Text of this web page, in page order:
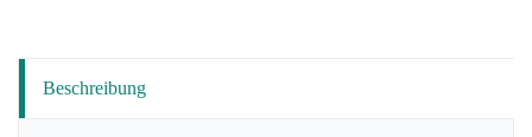
Beschreibung